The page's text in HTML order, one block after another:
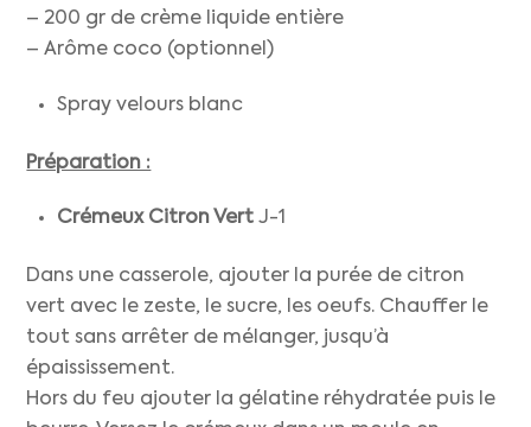
– 200 gr de crème liquide entière
– Arôme coco (optionnel)
Spray velours blanc
Préparation :
Crémeux Citron Vert J-1
Dans une casserole, ajouter la purée de citron
vert avec le zeste, le sucre, les oeufs. Chauffer le
tout sans arrêter de mélanger, jusqu’à
épaississement.
Hors du feu ajouter la gélatine réhydratée puis le